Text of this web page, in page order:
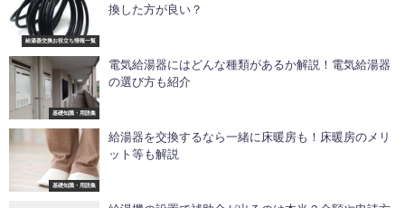
給湯器交換お役立ち情報一覧
換した方が良い？
基礎知識・用語集
電気給湯器にはどんな種類があるか解説！電気給湯器
の選び方も紹介
基礎知識・用語集
給湯器を交換するなら一緒に床暖房も！床暖房のメリ
ット等も解説